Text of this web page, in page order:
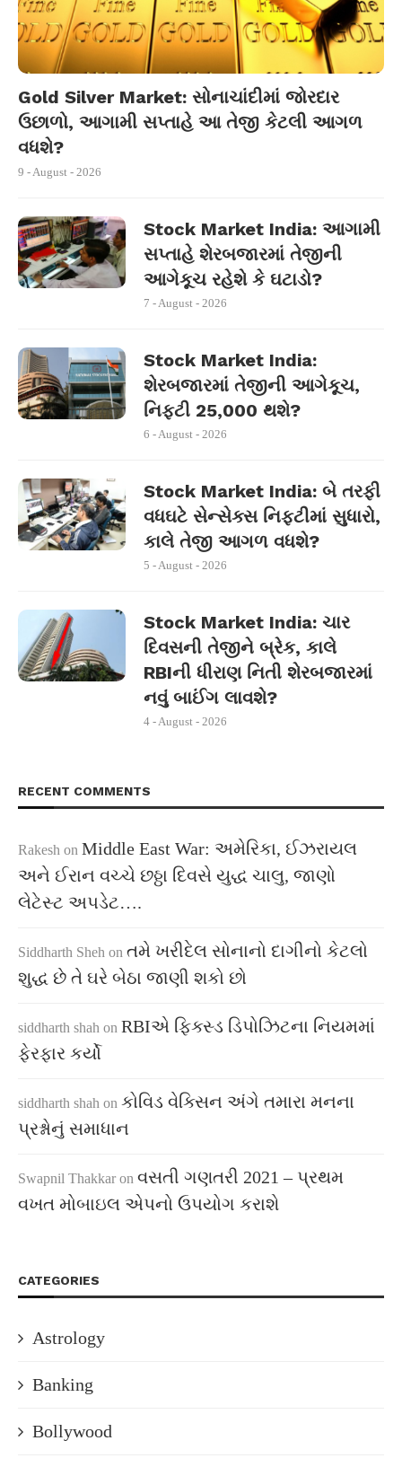
Gold Silver Market: સોનાચાંદીમાં જોરદાર
ઉછાળો, આગામી સપ્તાહે આ તેજી કેટલી આગળ
વધશે?
9 - August - 2026
Stock Market India: આગામી
સપ્તાહે શેરબજારમાં તેજીની
આગેકૂચ રહેશે કે ઘટાડો?
7 - August - 2026
Stock Market India:
શેરબજારમાં તેજીની આગેકૂચ,
નિફ્ટી 25,000 થશે?
6 - August - 2026
Stock Market India: બે તરફી
વધઘટે સેન્સેક્સ નિફ્ટીમાં સુધારો,
કાલે તેજી આગળ વધશે?
5 - August - 2026
Stock Market India: ચાર
દિવસની તેજીને બ્રેક, કાલે
RBIની ધીરાણ નિતી શેરબજારમાં
નવું બાઈંગ લાવશે?
4 - August - 2026
RECENT COMMENTS
Rakesh on Middle East War: અમેરિકા, ઈઝરાયલ
અને ઈરાન વચ્ચે છઠ્ઠા દિવસે યુદ્ધ ચાલુ, જાણો
લેટેસ્ટ અપડેટ….
Siddharth Sheh on તમે ખરીદેલ સોનાનો દાગીનો કેટલો
શુદ્ધ છે તે ઘરે બેઠા જાણી શકો છો
siddharth shah on RBIએ ફિક્સ્ડ ડિપોઝિટના નિયમમાં
ફેરફાર કર્યો
siddharth shah on કોવિડ વેક્સિન અંગે તમારા મનના
પ્રશ્નોનું સમાધાન
Swapnil Thakkar on વસતી ગણતરી 2021 – પ્રથમ
વખત મોબાઇલ એપનો ઉપયોગ કરાશે
CATEGORIES
Astrology
Banking
Bollywood